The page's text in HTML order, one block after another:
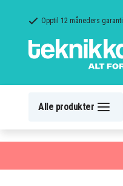
Opptil 12 måneders garanti
Alle produkter